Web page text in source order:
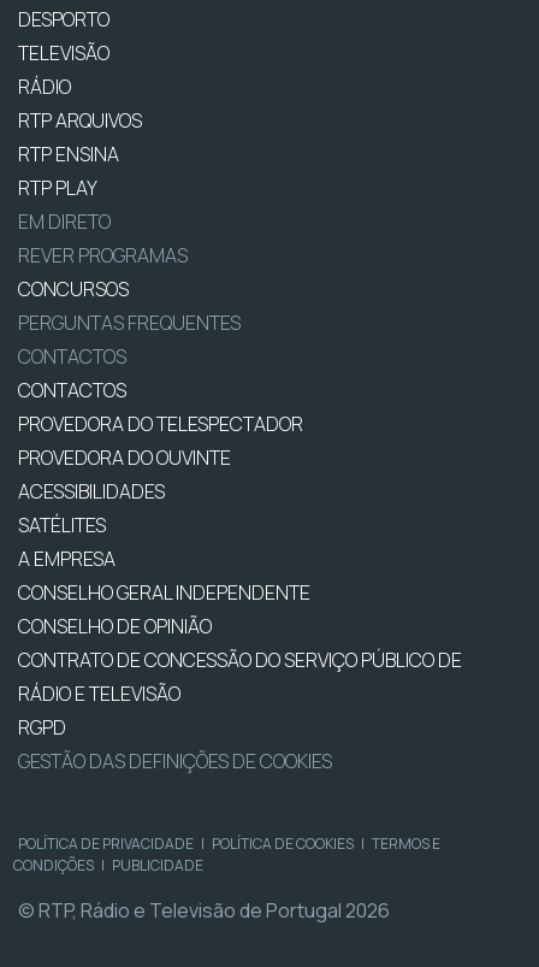
DESPORTO
TELEVISÃO
RÁDIO
RTP ARQUIVOS
RTP ENSINA
RTP PLAY
EM DIRETO
REVER PROGRAMAS
CONCURSOS
PERGUNTAS FREQUENTES
CONTACTOS
CONTACTOS
PROVEDORA DO TELESPECTADOR
PROVEDORA DO OUVINTE
ACESSIBILIDADES
SATÉLITES
A EMPRESA
CONSELHO GERAL INDEPENDENTE
CONSELHO DE OPINIÃO
CONTRATO DE CONCESSÃO DO SERVIÇO PÚBLICO DE
RÁDIO E TELEVISÃO
RGPD
GESTÃO DAS DEFINIÇÕES DE COOKIES
POLÍTICA DE PRIVACIDADE | POLÍTICA DE COOKIES | TERMOS E
CONDIÇÕES | PUBLICIDADE
© RTP, Rádio e Televisão de Portugal 2026